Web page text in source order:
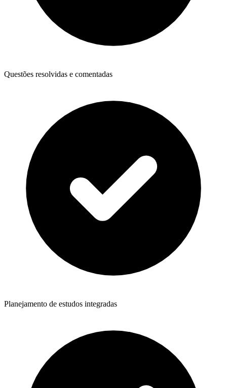
Questões resolvidas e comentadas
Planejamento de estudos integradas